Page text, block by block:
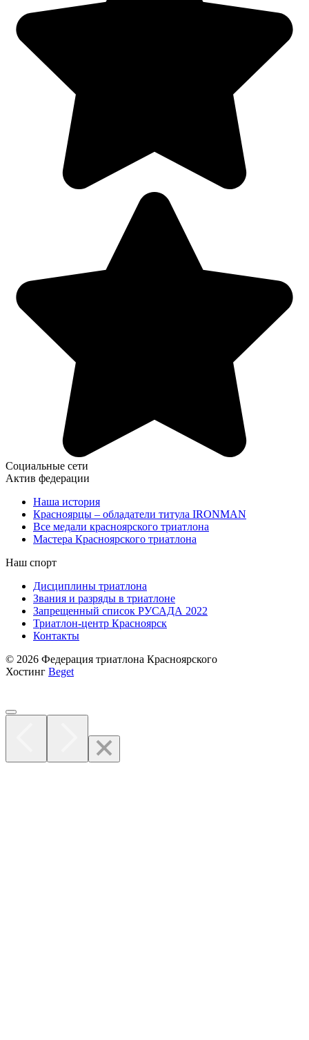
Социальные сети
Актив федерации
Наша история
Красноярцы – обладатели титула IRONMAN
Все медали красноярского триатлона
Мастера Красноярского триатлона
Наш спорт
Дисциплины триатлона
Звания и разряды в триатлоне
Запрещенный список РУСАДА 2022
Триатлон-центр Красноярск
Контакты
© 2026 Федерация триатлона Красноярского
Хостинг Beget